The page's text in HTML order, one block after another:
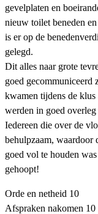
gevelplaten en
nieuw toilet beneden
is er op de
gelegd.
Dit alles naar grote
goed gecommuniceerd
kwamen tijdens de
werden in goed
Iedereen die over de
behulpzaam, waardoor
goed vol te houden
gehoopt!
Orde en netheid 10
Afspraken nakomen 10